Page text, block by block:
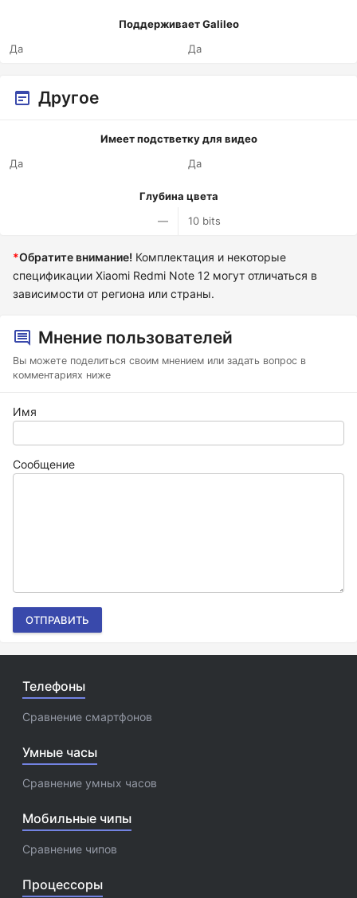
Поддерживает Galileo
Да
Да
Другое
Имеет подстветку для видео
Да
Да
Глубина цвета
—
10 bits
*Обратите внимание! Комплектация и некоторые
спецификации Xiaomi Redmi Note 12 могут отличаться в
зависимости от региона или страны.
Мнение пользователей
Вы можете поделиться своим мнением или задать вопрос в
комментариях ниже
Имя
Сообщение
ОТПРАВИТЬ
Телефоны
Сравнение смартфонов
Умные часы
Сравнение умных часов
Мобильные чипы
Сравнение чипов
Процессоры